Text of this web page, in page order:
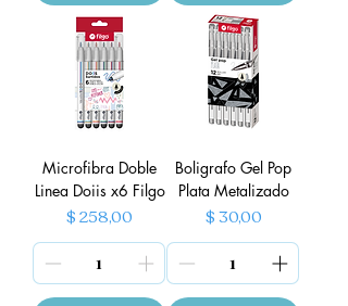
Microfibra Doble
Linea Doiis x6 Filgo
Precio
$ 258,00
Boligrafo Gel Pop
Plata Metalizado
Precio
$ 30,00